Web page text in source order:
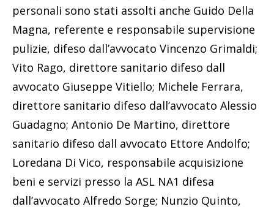
personali sono stati assolti anche Guido Della
Magna, referente e responsabile supervisione
pulizie, difeso dall’avvocato Vincenzo Grimaldi;
Vito Rago, direttore sanitario difeso dall
avvocato Giuseppe Vitiello; Michele Ferrara,
direttore sanitario difeso dall’avvocato Alessio
Guadagno; Antonio De Martino, direttore
sanitario difeso dall avvocato Ettore Andolfo;
Loredana Di Vico, responsabile acquisizione
beni e servizi presso la ASL NA1 difesa
dall’avvocato Alfredo Sorge; Nunzio Quinto,